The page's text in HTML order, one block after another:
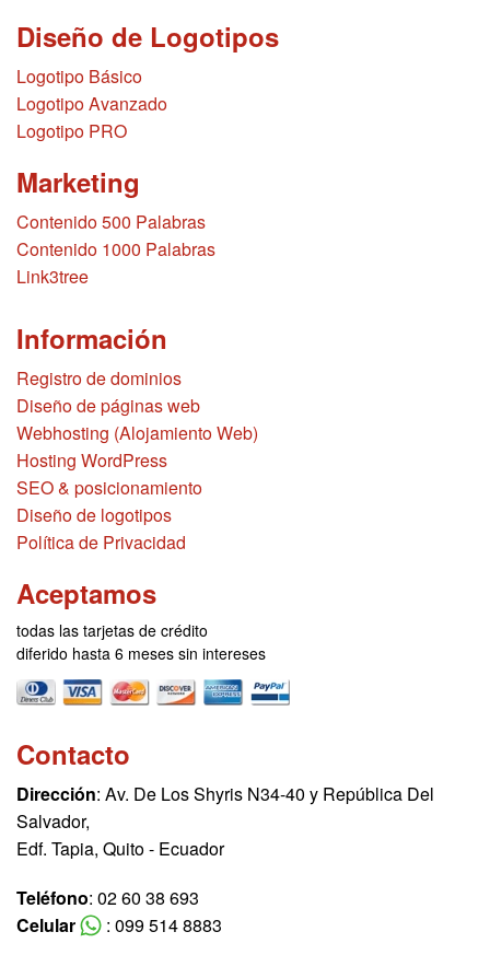
Diseño de Logotipos
Logotipo Básico
Logotipo Avanzado
Logotipo PRO
Marketing
Contenido 500 Palabras
Contenido 1000 Palabras
Link3tree
Información
Registro de dominios
Diseño de páginas web
Webhosting (Alojamiento Web)
Hosting WordPress
SEO & posicionamiento
Diseño de logotipos
Política de Privacidad
Aceptamos
todas las tarjetas de crédito
diferido hasta 6 meses sin intereses
Contacto
Dirección: Av. De Los Shyris N34-40 y República Del
Salvador,
Edf. Tapia, Quito - Ecuador
Teléfono: 02 60 38 693
Celular
: 099 514 8883